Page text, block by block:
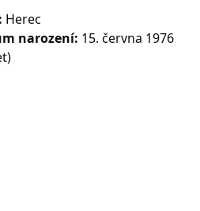
Herec
narození: 15. června 1976